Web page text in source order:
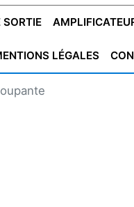
PLATINES VINYLES
LÉGALES